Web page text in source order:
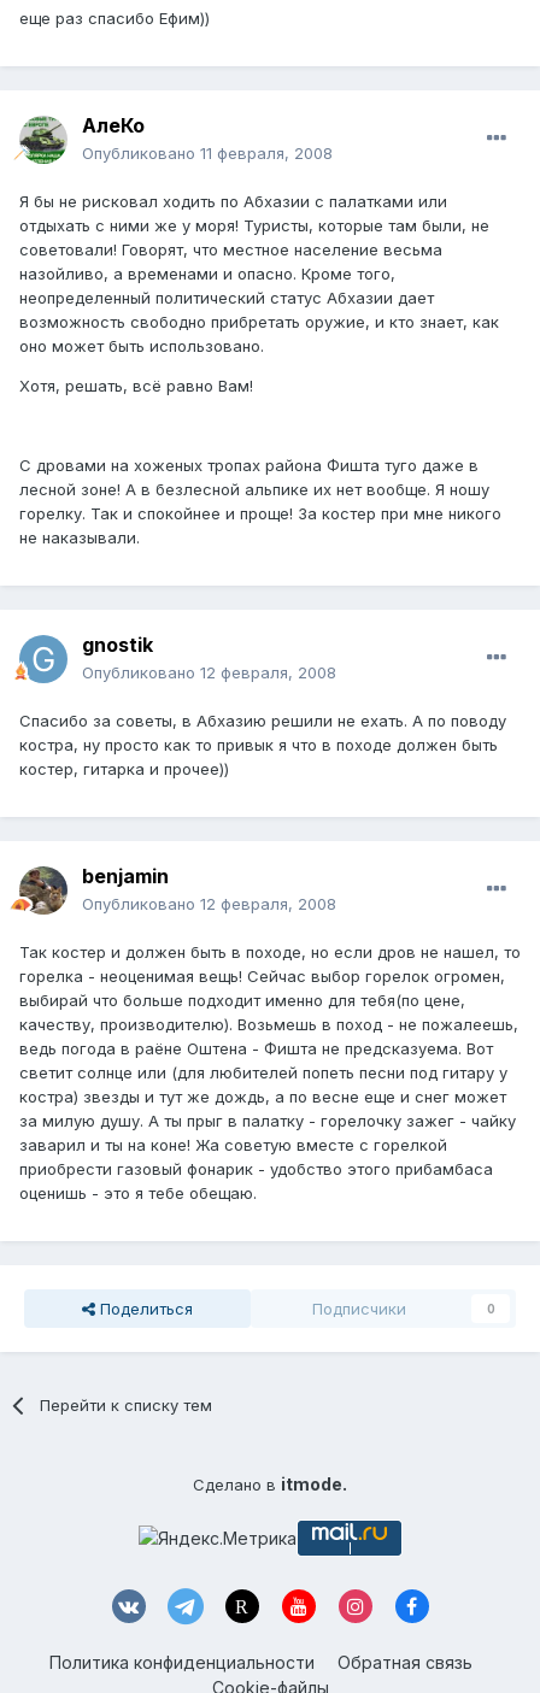
еще раз спасибо Ефим))
АлеКо
Опубликовано 11 февраля, 2008
Я бы не рисковал ходить по Абхазии с палатками или
отдыхать с ними же у моря! Туристы, которые там были, не
советовали! Говорят, что местное население весьма
назойливо, а временами и опасно. Кроме того,
неопределенный политический статус Абхазии дает
возможность свободно прибретать оружие, и кто знает, как
оно может быть использовано.
Хотя, решать, всё равно Вам!
С дровами на хоженых тропах района Фишта туго даже в
лесной зоне! А в безлесной альпике их нет вообще. Я ношу
горелку. Так и спокойнее и проще! За костер при мне никого
не наказывали.
gnostik
Опубликовано 12 февраля, 2008
Спасибо за советы, в Абхазию решили не ехать. А по поводу
костра, ну просто как то привык я что в походе должен быть
костер, гитарка и прочее))
benjamin
Опубликовано 12 февраля, 2008
Так костер и должен быть в походе, но если дров не нашел, то
горелка - неоценимая вещь! Сейчас выбор горелок огромен,
выбирай что больше подходит именно для тебя(по цене,
качеству, производителю). Возьмешь в поход - не пожалеешь,
ведь погода в раёне Оштена - Фишта не предсказуема. Вот
светит солнце или (для любителей попеть песни под гитару у
костра) звезды и тут же дождь, а по весне еще и снег может
за милую душу. А ты прыг в палатку - горелочку зажег - чайку
заварил и ты на коне! Жа советую вместе с горелкой
приобрести газовый фонарик - удобство этого прибамбаса
оценишь - это я тебе обещаю.
Поделиться Подписчики 0
Перейти к списку тем
Сделано в itmode.
Политика конфиденциальности
Обратная связь
Cookie-файлы